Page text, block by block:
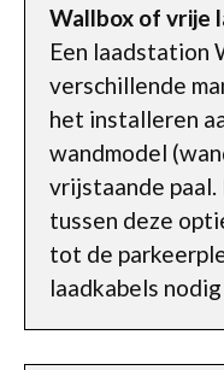
Wallbox of vrije
Een laadstation
verschillende
het installeren
wandmodel
vrijstaande
tussen deze
tot de
laadkabels nodig